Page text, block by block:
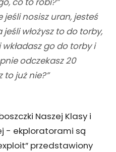
jeśli nosisz uran, jesteś
włożysz to do torby,
go do torby i
odczekasz 20
już nie?”
Naszej Klasy i
- ekploratorami są
przedstawiony